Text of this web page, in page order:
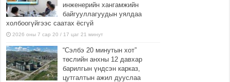
инженерийн хангамжийн
байгууллагуудын уялдаа
холбоогүйгээс саатах ёсгүй
2026 оны 7 сар 20 / 17 цаг 21 минут
“Сэлбэ 20 минутын хот”
төслийн анхны 12 давхар
барилгын үндсэн карказ,
цутгалтын ажил дууслаа